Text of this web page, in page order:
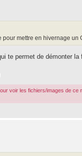
mettre en hivernage un
te permet de démonter la
voir les fichiers/images de